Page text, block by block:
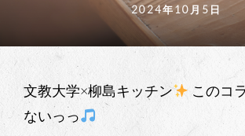
2024年10月5日
文教大学×柳島キッチン
このコ
ないっっ